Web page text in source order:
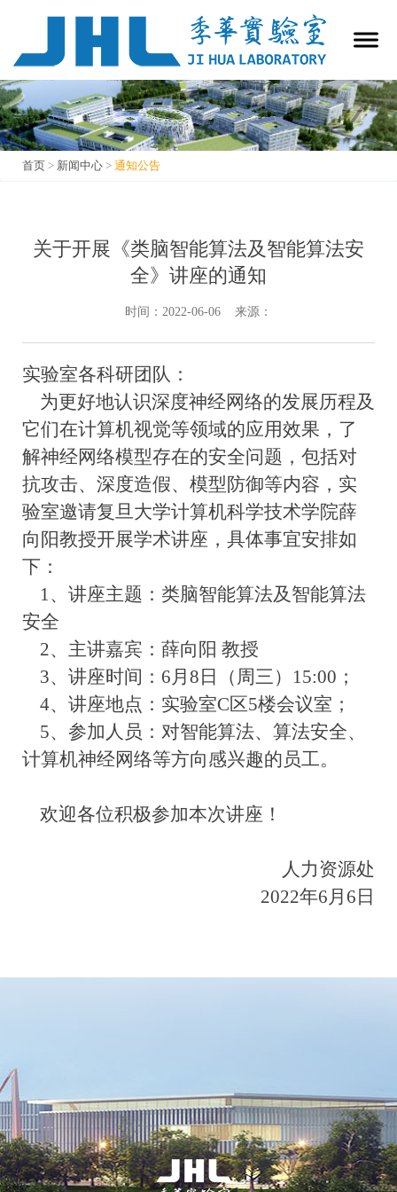
首页 > 新闻中心 > 通知公告
关于开展《类脑智能算法及智能算法安
全》讲座的通知
时间：2022-06-06 来源：
实验室各科研团队：
为更好地认识深度神经网络的发展历程及
它们在计算机视觉等领域的应用效果，了
解神经网络模型存在的安全问题，包括对
抗攻击、深度造假、模型防御等内容，实
验室邀请复旦大学计算机科学技术学院薛
向阳教授开展学术讲座，具体事宜安排如
下：
1、讲座主题：类脑智能算法及智能算法
安全
2、主讲嘉宾：薛向阳 教授
3、讲座时间：6月8日（周三）15:00；
4、讲座地点：实验室C区5楼会议室；
5、参加人员：对智能算法、算法安全、
计算机神经网络等方向感兴趣的员工。
欢迎各位积极参加本次讲座！
人力资源处
2022年6月6日